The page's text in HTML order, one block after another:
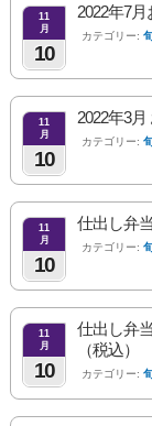
11
月
10
2022年7
カテゴリー:
11
月
10
2022年3
カテゴリー:
11
月
10
仕出し弁
カテゴリー:
11
月
10
仕出し弁
（税込）
カテゴリー: